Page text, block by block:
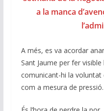
a la manca
A més, es va acordar
Sant Jaume per fer visible
comunicant-hi la voluntat
com a mesura de pressió.